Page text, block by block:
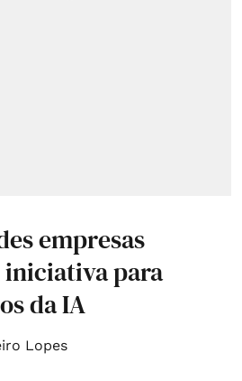
empresas
para
da IA
Lopes